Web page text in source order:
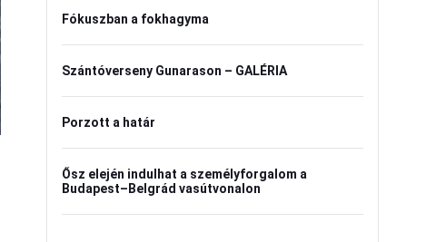
Fókuszban a fokhagyma
Szántóverseny Gunarason – GALÉRIA
Porzott a határ
Ősz elején indulhat a személyforgalom a
Budapest–Belgrád vasútvonalon